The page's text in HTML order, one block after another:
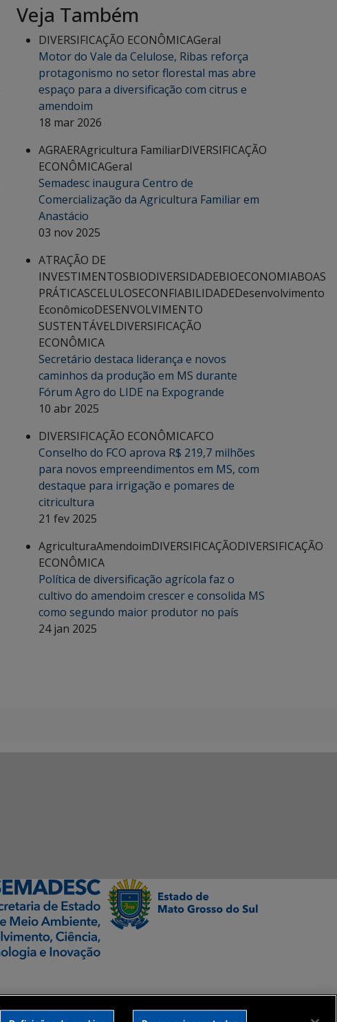
Veja Também
DIVERSIFICAÇÃO ECONÔMICAGeral
Motor do Vale da Celulose, Ribas reforça
protagonismo no setor florestal mas abre
espaço para a diversificação com citrus e
amendoim
18 mar 2026
AGRAERAgricultura FamiliarDIVERSIFICAÇÃO
ECONÔMICAGeral
Semadesc inaugura Centro de
Comercialização da Agricultura Familiar em
Anastácio
03 nov 2025
ATRAÇÃO DE
INVESTIMENTOSBIODIVERSIDADEBIOECONOMIABOAS
PRÁTICASCELULOSECONFIABILIDADEDesenvolvimento
EconômicoDESENVOLVIMENTO
SUSTENTÁVELDIVERSIFICAÇÃO
ECONÔMICA
Secretário destaca liderança e novos
caminhos da produção em MS durante
Fórum Agro do LIDE na Expogrande
10 abr 2025
DIVERSIFICAÇÃO ECONÔMICAFCO
Conselho do FCO aprova R$ 219,7 milhões
para novos empreendimentos em MS, com
destaque para irrigação e pomares de
citricultura
21 fev 2025
AgriculturaAmendoimDIVERSIFICAÇÃODIVERSIFICAÇÃO
ECONÔMICA
Política de diversificação agrícola faz o
cultivo do amendoim crescer e consolida MS
como segundo maior produtor no país
24 jan 2025